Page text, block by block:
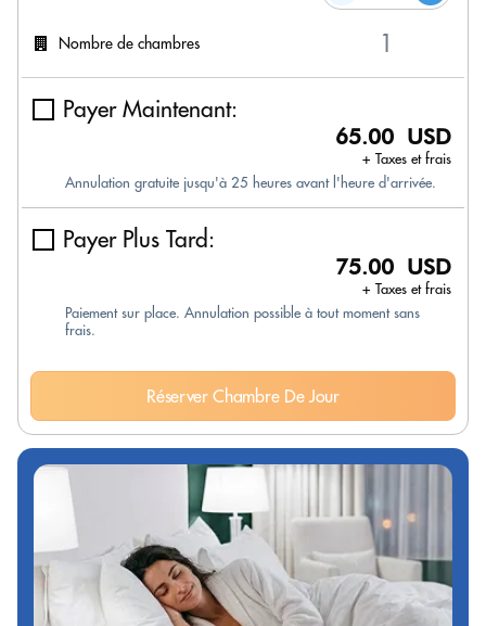
Nombre de chambres
Payer Maintenant:
65.00 USD
+ Taxes et frais
Annulation gratuite jusqu'à 25 heures avant l'heure d'arrivée.
Payer Plus Tard:
75.00 USD
+ Taxes et frais
Paiement sur place. Annulation possible à tout moment sans
frais.
Réserver Chambre De Jour